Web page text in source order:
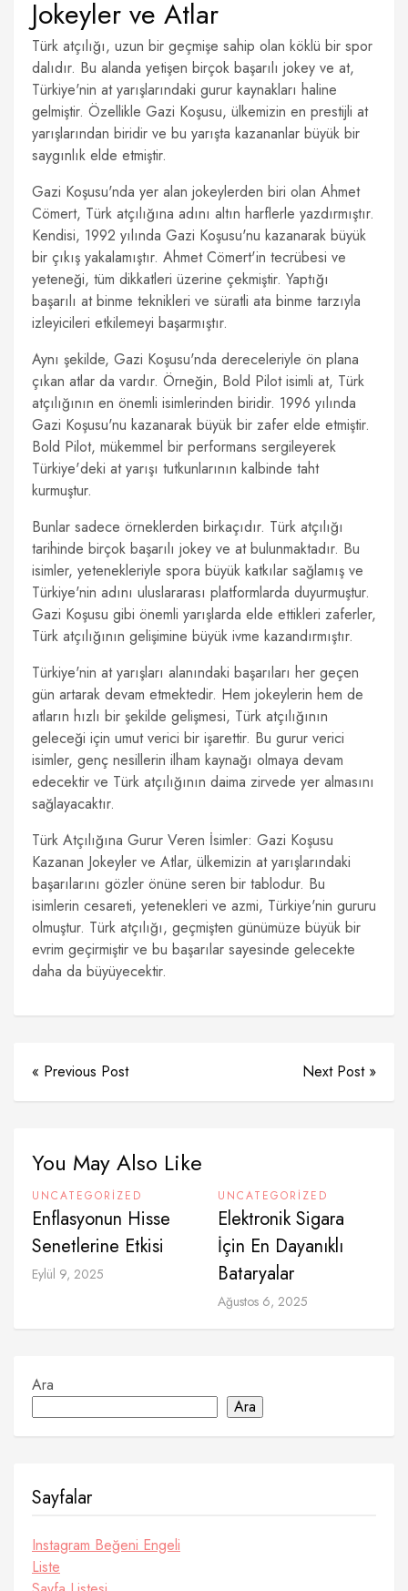
Jokeyler ve Atlar
Türk atçılığı, uzun bir geçmişe sahip olan köklü bir spor
dalıdır. Bu alanda yetişen birçok başarılı jokey ve at,
Türkiye'nin at yarışlarındaki gurur kaynakları haline
gelmiştir. Özellikle Gazi Koşusu, ülkemizin en prestijli at
yarışlarından biridir ve bu yarışta kazananlar büyük bir
saygınlık elde etmiştir.
Gazi Koşusu'nda yer alan jokeylerden biri olan Ahmet
Cömert, Türk atçılığına adını altın harflerle yazdırmıştır.
Kendisi, 1992 yılında Gazi Koşusu'nu kazanarak büyük
bir çıkış yakalamıştır. Ahmet Cömert'in tecrübesi ve
yeteneği, tüm dikkatleri üzerine çekmiştir. Yaptığı
başarılı at binme teknikleri ve süratli ata binme tarzıyla
izleyicileri etkilemeyi başarmıştır.
Aynı şekilde, Gazi Koşusu'nda dereceleriyle ön plana
çıkan atlar da vardır. Örneğin, Bold Pilot isimli at, Türk
atçılığının en önemli isimlerinden biridir. 1996 yılında
Gazi Koşusu'nu kazanarak büyük bir zafer elde etmiştir.
Bold Pilot, mükemmel bir performans sergileyerek
Türkiye'deki at yarışı tutkunlarının kalbinde taht
kurmuştur.
Bunlar sadece örneklerden birkaçıdır. Türk atçılığı
tarihinde birçok başarılı jokey ve at bulunmaktadır. Bu
isimler, yetenekleriyle spora büyük katkılar sağlamış ve
Türkiye'nin adını uluslararası platformlarda duyurmuştur.
Gazi Koşusu gibi önemli yarışlarda elde ettikleri zaferler,
Türk atçılığının gelişimine büyük ivme kazandırmıştır.
Türkiye'nin at yarışları alanındaki başarıları her geçen
gün artarak devam etmektedir. Hem jokeylerin hem de
atların hızlı bir şekilde gelişmesi, Türk atçılığının
geleceği için umut verici bir işarettir. Bu gurur verici
isimler, genç nesillerin ilham kaynağı olmaya devam
edecektir ve Türk atçılığının daima zirvede yer almasını
sağlayacaktır.
Türk Atçılığına Gurur Veren İsimler: Gazi Koşusu
Kazanan Jokeyler ve Atlar, ülkemizin at yarışlarındaki
başarılarını gözler önüne seren bir tablodur. Bu
isimlerin cesareti, yetenekleri ve azmi, Türkiye'nin gururu
olmuştur. Türk atçılığı, geçmişten günümüze büyük bir
evrim geçirmiştir ve bu başarılar sayesinde gelecekte
daha da büyüyecektir.
« Previous Post Next Post »
You May Also Like
UNCATEGORIZED
Enflasyonun Hisse
Senetlerine Etkisi
Eylül 9, 2025
UNCATEGORIZED
Elektronik Sigara
İçin En Dayanıklı
Bataryalar
Ağustos 6, 2025
Ara
Ara
Sayfalar
Instagram Beğeni Engeli
Liste